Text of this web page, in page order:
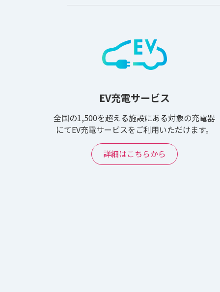
EV充電サービス
全国の1,500を超える施設にある対象の充電器
にてEV充電サービスをご利用いただけます。
詳細はこちらから